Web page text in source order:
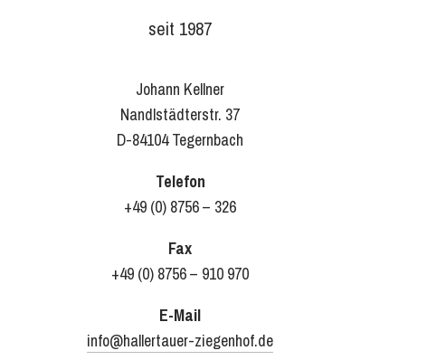
seit 1987
Johann Kellner
Nandlstädterstr. 37
D-84104 Tegernbach
Telefon
+49 (0) 8756 – 326
Fax
+49 (0) 8756 – 910 970
E-Mail
info@hallertauer-ziegenhof.de